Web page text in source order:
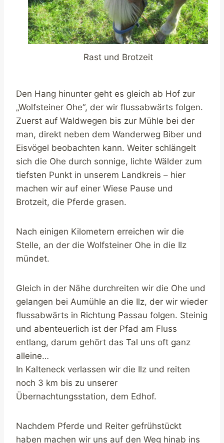
Rast und Brotzeit
Den Hang hinunter geht es gleich ab Hof zur
„Wolfsteiner Ohe“, der wir flussabwärts folgen.
Zuerst auf Waldwegen bis zur Mühle bei der
man, direkt neben dem Wanderweg Biber und
Eisvögel beobachten kann. Weiter schlängelt
sich die Ohe durch sonnige, lichte Wälder zum
tiefsten Punkt in unserem Landkreis – hier
machen wir auf einer Wiese Pause und
Brotzeit, die Pferde grasen.
Nach einigen Kilometern erreichen wir die
Stelle, an der die Wolfsteiner Ohe in die Ilz
mündet.
Gleich in der Nähe durchreiten wir die Ohe und
gelangen bei Aumühle an die Ilz, der wir wieder
flussabwärts in Richtung Passau folgen. Steinig
und abenteuerlich ist der Pfad am Fluss
entlang, darum gehört das Tal uns oft ganz
alleine…
In Kalteneck verlassen wir die Ilz und reiten
noch 3 km bis zu unserer
Übernachtungsstation, dem Edhof.
Nachdem Pferde und Reiter gefrühstückt
haben machen wir uns auf den Weg hinab ins